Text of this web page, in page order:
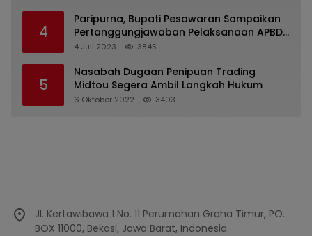
4
Paripurna, Bupati Pesawaran Sampaikan
Pertanggungjawaban Pelaksanaan APBD
2022
4 Juli 2023 3845
5
Nasabah Dugaan Penipuan Trading
Midtou Segera Ambil Langkah Hukum
6 Oktober 2022 3403
Jl. Kertawibawa 1 No. 11 Perumahan Graha Timur, PO.
BOX 11000, Bekasi, Jawa Barat, Indonesia